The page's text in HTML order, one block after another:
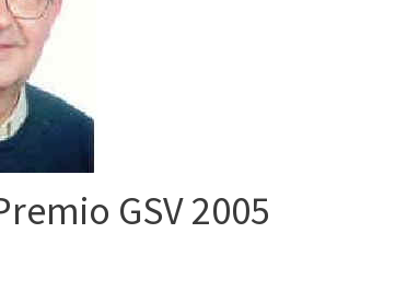
GSV 2005